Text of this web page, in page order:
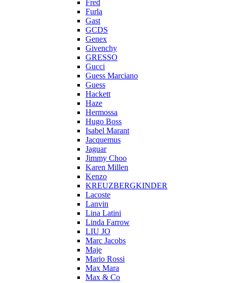
Fred
Furla
Gast
GCDS
Genex
Givenchy
GRESSO
Gucci
Guess Marciano
Guess
Hackett
Haze
Hermossa
Hugo Boss
Isabel Marant
Jacquemus
Jaguar
Jimmy Choo
Karen Millen
Kenzo
KREUZBERGKINDER
Lacoste
Lanvin
Lina Latini
Linda Farrow
LIU JO
Marc Jacobs
Maje
Mario Rossi
Max Mara
Max & Co